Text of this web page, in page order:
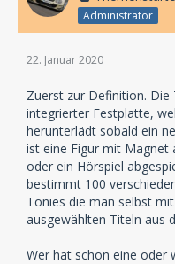
Administrator
22. Januar 2020
Zuerst zur Definition.
integrierter Festplatte,
herunterlädt sobald ein
ist eine Figur mit Magnet
oder ein Hörspiel
bestimmt 100
Tonies die man selbst
ausgewählten Titeln aus
Wer hat schon eine oder